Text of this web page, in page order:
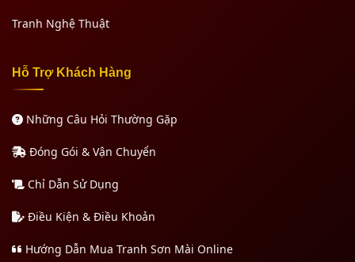
Tranh Nghệ Thuật
Hỗ Trợ Khách Hàng
Những Câu Hỏi Thường Gặp
Đóng Gói & Vận Chuyển
Chỉ Dẫn Sử Dụng
Điều Kiện & Điều Khoản
Hướng Dẫn Mua Tranh Sơn Mài Online